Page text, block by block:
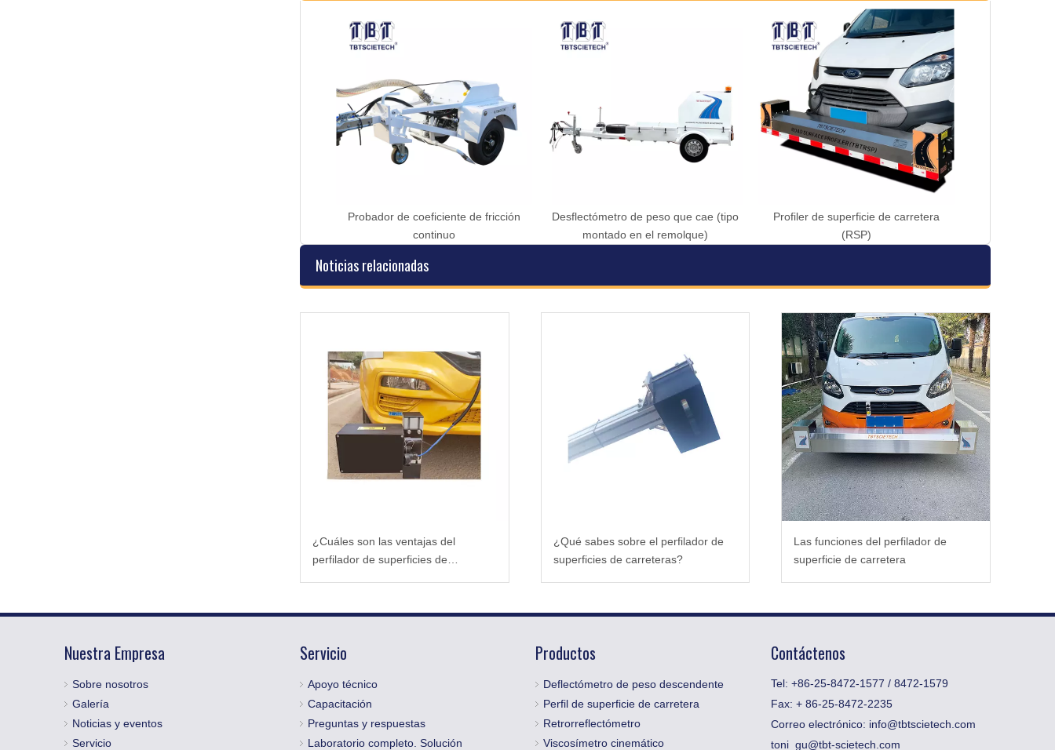
Probador de coeficiente de fricción
continuo
Desflectómetro de peso que cae (tipo
montado en el remolque)
Profiler de superficie de carretera
(RSP)
Noticias relacionadas
¿Cuáles son las ventajas del
perfilador de superficies de
¿Qué sabes sobre el perfilador de
superficies de carreteras?
Las funciones del perfilador de
superficie de carretera
Nuestra Empresa
Sobre nosotros
Galería
Noticias y eventos
Servicio
Servicio
Apoyo técnico
Capacitación
Preguntas y respuestas
Laboratorio completo. Solución
Productos
Deflectómetro de peso descendente
Perfil de superficie de carretera
Retrorreflectómetro
Viscosímetro cinemático
Contáctenos
Tel: +86-25-8472-1577 / 8472-1579
Fax: ​+ 86-25-8472-2235
Correo electrónico: info@tbtscietech.com
toni_gu@tbt-scietech.com